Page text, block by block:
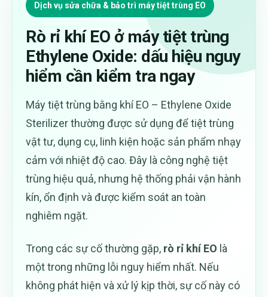
Gia công cơ khí
Sửa chữa – Bảo trì
Chống thấm
Đánh giá hư hỏng
Thiết kế Website WordPress
Túi vải không dệt
Sản xuất túi vải không dệt
Dây chuyền sản xuất túi vải không dệt
Video Ứng dụng
Máy hàn siêu âm
Máy may siêu âm
Máy hàn siêu âm cầm tay
Máy hàn vảy thiếc siêu âm
Khuấy và trích ly siêu âm
Máy sản xuất túi vải
DOWNLOAD
Tiếng Việt
Tiếng Việt
English
中文 (中国)
한국어
ไทย
Dịch vụ sửa chữa & bảo trì máy tiệt trùng EO
Rò rỉ khí EO ở máy tiệt trùng
Ethylene Oxide: dấu hiệu nguy
hiểm cần kiểm tra ngay
Máy tiệt trùng bằng khí EO – Ethylene Oxide
Sterilizer thường được sử dụng để tiệt trùng
vật tư, dụng cụ, linh kiện hoặc sản phẩm nhạy
cảm với nhiệt độ cao. Đây là công nghệ tiệt
trùng hiệu quả, nhưng hệ thống phải vận hành
kín, ổn định và được kiểm soát an toàn
nghiêm ngặt.
Trong các sự cố thường gặp, rò rỉ khí EO là
một trong những lỗi nguy hiểm nhất. Nếu
không phát hiện và xử lý kịp thời, sự cố này có